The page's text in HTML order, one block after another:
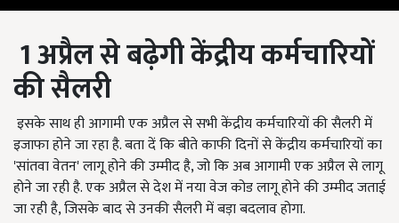
1 अप्रैल से बढ़ेगी केंद्रीय कर्मचारियों
की सैलरी
इसके साथ ही आगामी एक अप्रैल से सभी केंद्रीय कर्मचारियों की सैलरी में
इजाफा होने जा रहा है. बता दें कि बीते काफी दिनों से केंद्रीय कर्मचारियों का
'सांतवा वेतन' लागू होने की उम्मीद है, जो कि अब आगामी एक अप्रैल से लागू
होने जा रही है. एक अप्रैल से देश में नया वेज कोड लागू होने की उम्मीद जताई
जा रही है, जिसके बाद से उनकी सैलरी में बड़ा बदलाव होगा.